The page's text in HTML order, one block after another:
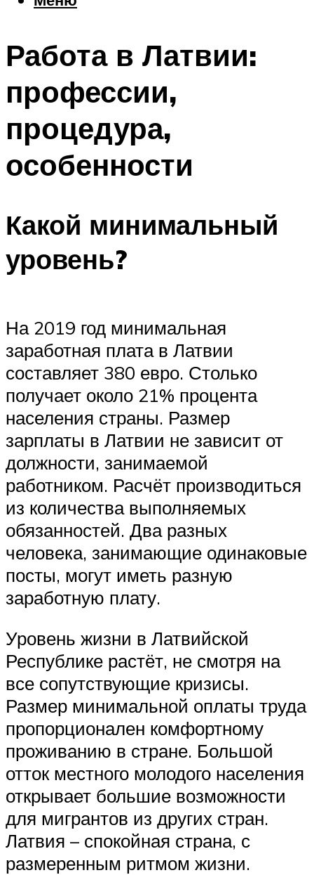
Шоппинг
Что посетить
Меню
Работа в Латвии:
профессии,
процедура,
особенности
Какой минимальный
уровень?
На 2019 год минимальная
заработная плата в Латвии
составляет 380 евро. Столько
получает около 21% процента
населения страны. Размер
зарплаты в Латвии не зависит от
должности, занимаемой
работником. Расчёт производиться
из количества выполняемых
обязанностей. Два разных
человека, занимающие одинаковые
посты, могут иметь разную
заработную плату.
Уровень жизни в Латвийской
Республике растёт, не смотря на
все сопутствующие кризисы.
Размер минимальной оплаты труда
пропорционален комфортному
проживанию в стране. Большой
отток местного молодого населения
открывает большие возможности
для мигрантов из других стран.
Латвия – спокойная страна, с
размеренным ритмом жизни.